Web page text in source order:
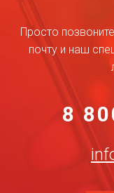
Просто
почту и наш
8